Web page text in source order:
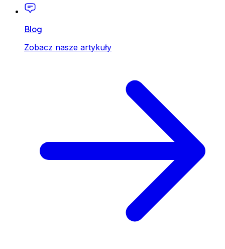
Blog
Zobacz nasze artykuły